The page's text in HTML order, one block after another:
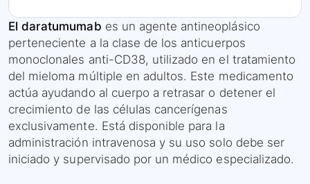
El daratumumab es un agente antineoplásico
perteneciente a la clase de los anticuerpos
monoclonales anti-CD38, utilizado en el tratamiento
del mieloma múltiple en adultos. Este medicamento
actúa ayudando al cuerpo a retrasar o detener el
crecimiento de las células cancerígenas
exclusivamente. Está disponible para la
administración intravenosa y su uso solo debe ser
iniciado y supervisado por un médico especializado.